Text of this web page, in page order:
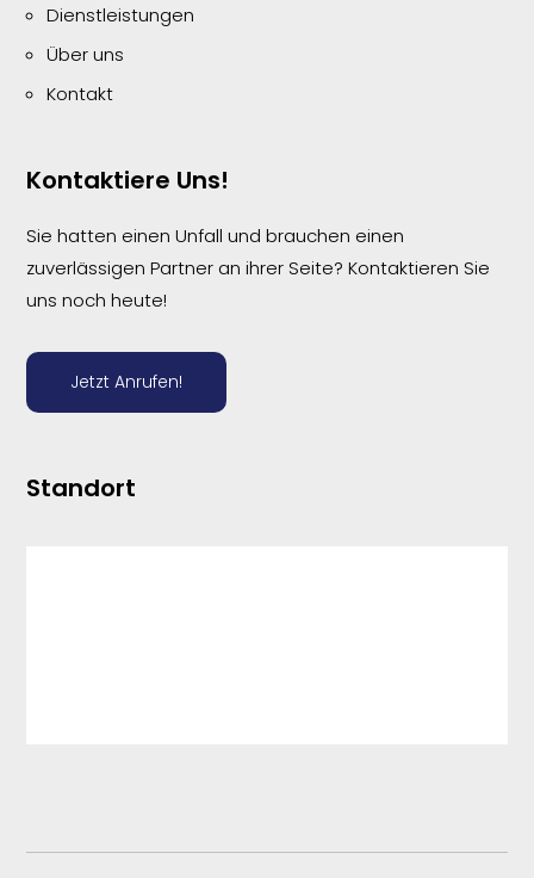
Dienstleistungen
Über uns
Kontakt
Kontaktiere Uns!
Sie hatten einen Unfall und brauchen einen
zuverlässigen Partner an ihrer Seite? Kontaktieren Sie
uns noch heute!
Jetzt Anrufen!
Standort